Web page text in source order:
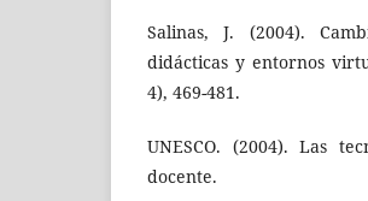
Salinas, J. (2004).
didácticas y entornos
4), 469-481.
UNESCO. (2004). Las
docente.